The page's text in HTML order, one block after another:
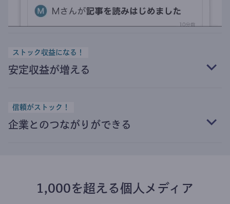
ストック収益になる！
安定収益が増える
信頼がストック！
企業とのつながりができる
1,000を超える個人メディア